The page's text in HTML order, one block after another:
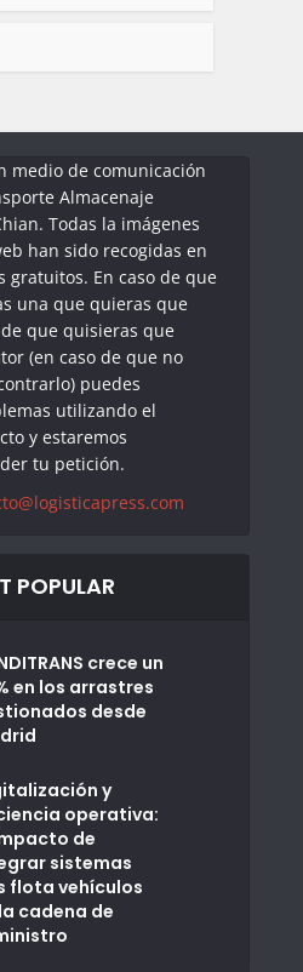
medio de comunicación
Almacenaje
Todas la imágenes
han sido recogidas en
gratuitos. En caso de que
una que quieras que
que quisieras que
(en caso de que no
puedes
utilizando el
y estaremos
tu petición.
POPULAR
crece un
en los arrastres
desde
y
operativa:
de
sistemas
flota vehículos
cadena de